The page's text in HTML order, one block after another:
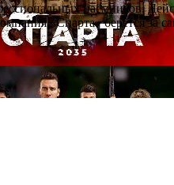
наёмников.
«Спарта» берётся за